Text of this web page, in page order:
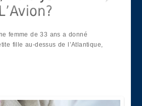
femme de 33 ans a donné
fille au-dessus de l’Atlantique,